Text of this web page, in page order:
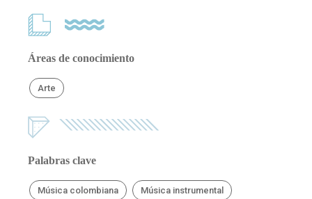
Áreas de conocimiento
Arte
Palabras clave
Música colombiana Música instrumental